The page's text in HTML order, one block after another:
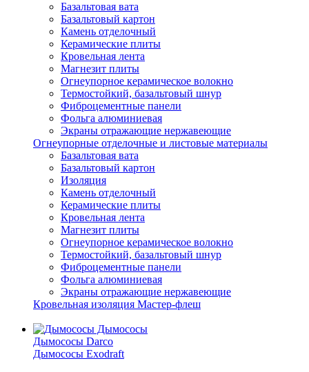
Базальтовая вата
Базальтовый картон
Камень отделочный
Керамические плиты
Кровельная лента
Магнезит плиты
Огнеупорное керамическое волокно
Термостойкий, базальтовый шнур
Фиброцементные панели
Фольга алюминиевая
Экраны отражающие нержавеющие
Огнеупорные отделочные и листовые материалы
Базальтовая вата
Базальтовый картон
Изоляция
Камень отделочный
Керамические плиты
Кровельная лента
Магнезит плиты
Огнеупорное керамическое волокно
Термостойкий, базальтовый шнур
Фиброцементные панели
Фольга алюминиевая
Экраны отражающие нержавеющие
Кровельная изоляция Мастер-флеш
Дымососы
Дымососы Darco
Дымососы Exodraft